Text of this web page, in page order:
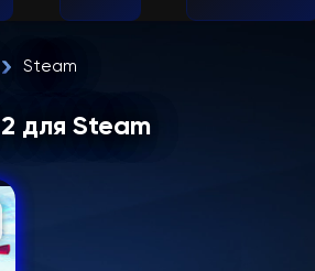
Steam
для Steam